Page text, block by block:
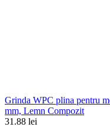
Grinda WPC plina pentru
mm, Lemn Compozit
31.88 lei